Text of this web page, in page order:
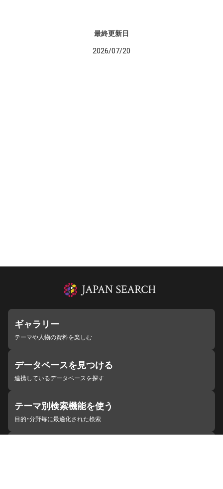
最終更新日
2026/07/20
ギャラリー
テーマや人物の資料を楽しむ
データベースを見つける
連携しているデータベースを探す
テーマ別検索機能を使う
目的・分野毎に最適化された検索